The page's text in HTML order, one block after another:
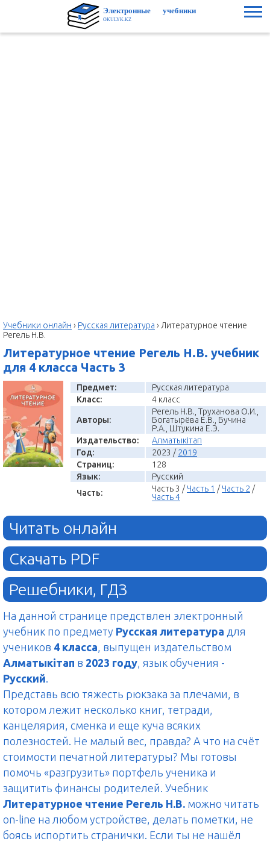
Учебники онлайн › Русская литература ›Литературное чтение
Регель Н.В.
Литературное чтение Регель Н.В. учебник
для 4 класса Часть 3
Предмет:
Русская литература
Класс:
4 класс
Авторы:
Регель Н.В., Труханова О.И.,
Богатырёва Е.В., Бучина
Р.А., Штукина Е.Э.
Издательство:
Алматыкітап
Год:
2023 / 2019
Страниц:
128
Язык:
Русский
Часть:
Часть 3 / Часть 1 / Часть 2/
Часть 4
Читать онлайн
Скачать PDF
Решебники, ГДЗ
На данной странице предствлен электронный
учебник по предмету Русская литература для
учеников 4 класса, выпущен издательством
Алматыкітап в 2023 году, язык обучения -
Русский.
Представь всю тяжесть рюкзака за плечами, в
котором лежит несколько книг, тетради,
канцелярия, сменка и еще куча всяких
полезностей. Не малый вес, правда? А что на счёт
стоимости печатной литературы? Мы готовы
помочь «разгрузить» портфель ученика и
защитить финансы родителей. Учебник
Литературное чтение Регель Н.В. можно читать
on-line на любом устройстве, делать пометки, не
боясь испортить странички. Если ты не нашёл